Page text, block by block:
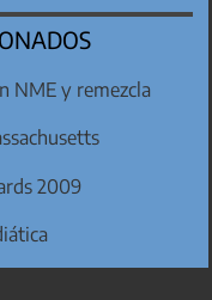
NME y remezcla
2009